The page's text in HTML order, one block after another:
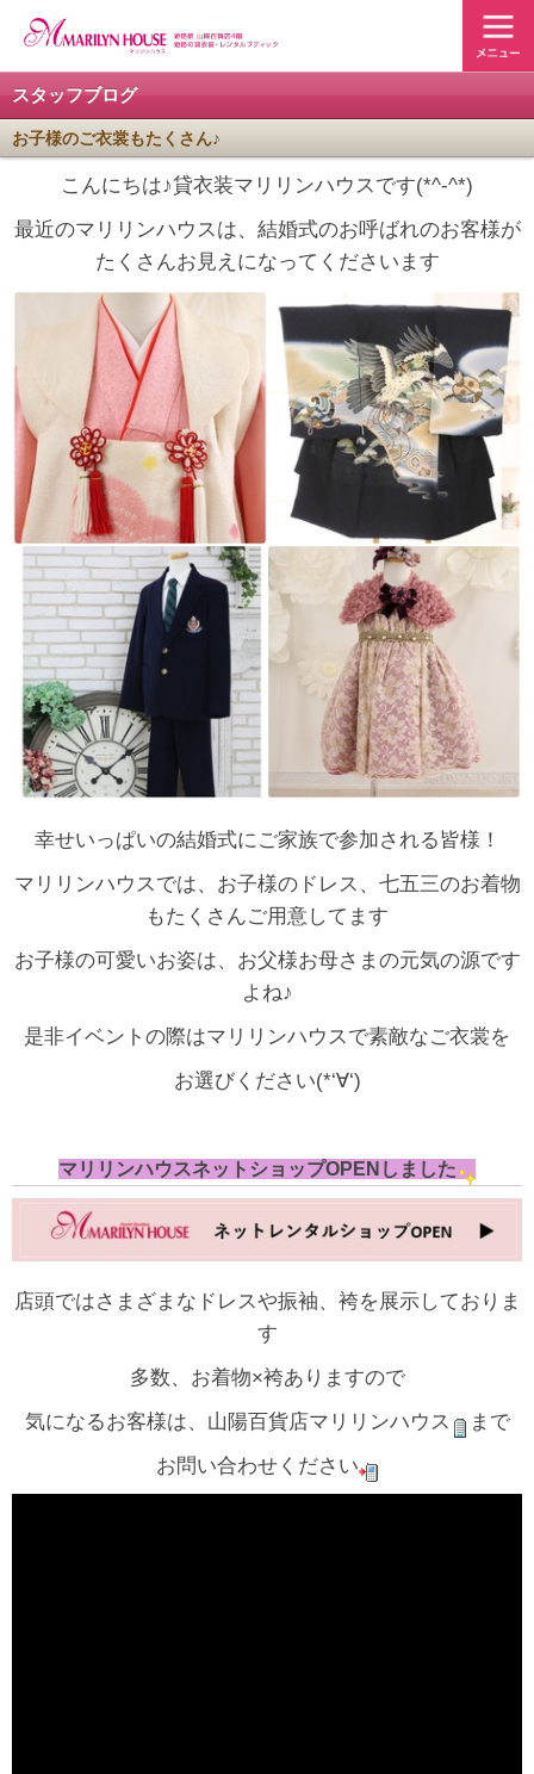
スタッフブログ
お子様のご衣裳もたくさん♪
こんにちは♪貸衣装マリリンハウスです(*^-^*)
最近のマリリンハウスは、結婚式のお呼ばれのお客様が
たくさんお見えになってくださいます
幸せいっぱいの結婚式にご家族で参加される皆様！
マリリンハウスでは、お子様のドレス、七五三のお着物
もたくさんご用意してます
お子様の可愛いお姿は、お父様お母さまの元気の源です
よね♪
是非イベントの際はマリリンハウスで素敵なご衣裳を
お選びください(*‘∀‘)
マリリンハウスネットショップOPENしました
店頭ではさまざまなドレスや振袖、袴を展示しておりま
す
多数、お着物×袴ありますので
気になるお客様は、山陽百貨店マリリンハウス
まで
お問い合わせください